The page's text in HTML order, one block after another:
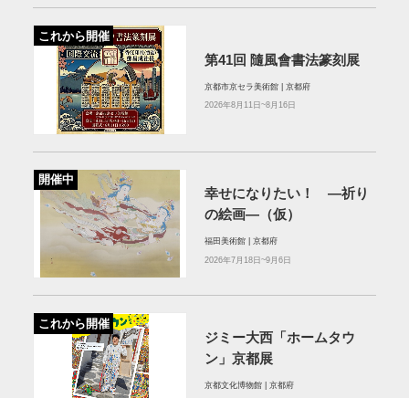
これから開催
第41回 隨風會書法篆刻展
京都市京セラ美術館 | 京都府
2026年8月11日~8月16日
開催中
幸せになりたい！ ―祈り
の絵画―（仮）
福田美術館 | 京都府
2026年7月18日~9月6日
これから開催
ジミー大西「ホームタウ
ン」京都展
京都文化博物館 | 京都府